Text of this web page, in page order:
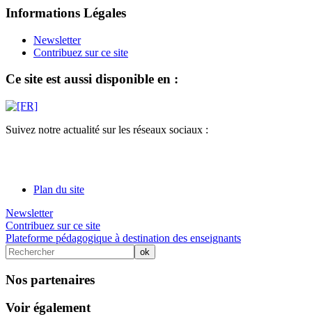
Informations Légales
Newsletter
Contribuez sur ce site
Ce site est aussi disponible en :
Suivez notre actualité sur les réseaux sociaux :
Plan du site
Newsletter
Contribuez sur ce site
Plateforme pédagogique à destination des enseignants
Nos partenaires
Voir également